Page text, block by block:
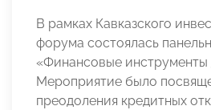
В рамках Кавказского
форума состоялась
«Финансовые
Мероприятие было
преодоления кредитных